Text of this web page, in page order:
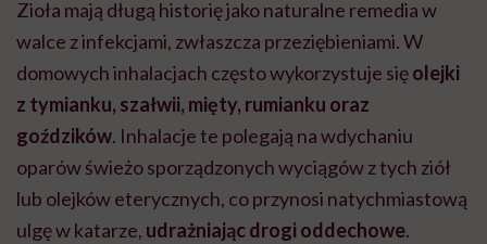
Zioła mają długą historię jako naturalne remedia w
walce z infekcjami, zwłaszcza przeziębieniami. W
domowych inhalacjach często wykorzystuje sięolejki
z tymianku, szałwii, mięty, rumianku oraz
goździków. Inhalacje te polegają na wdychaniu
oparów świeżo sporządzonych wyciągów z tych ziół
lub olejków eterycznych, co przynosi natychmiastową
ulgę w katarze, udrażniając drogi oddechowe.